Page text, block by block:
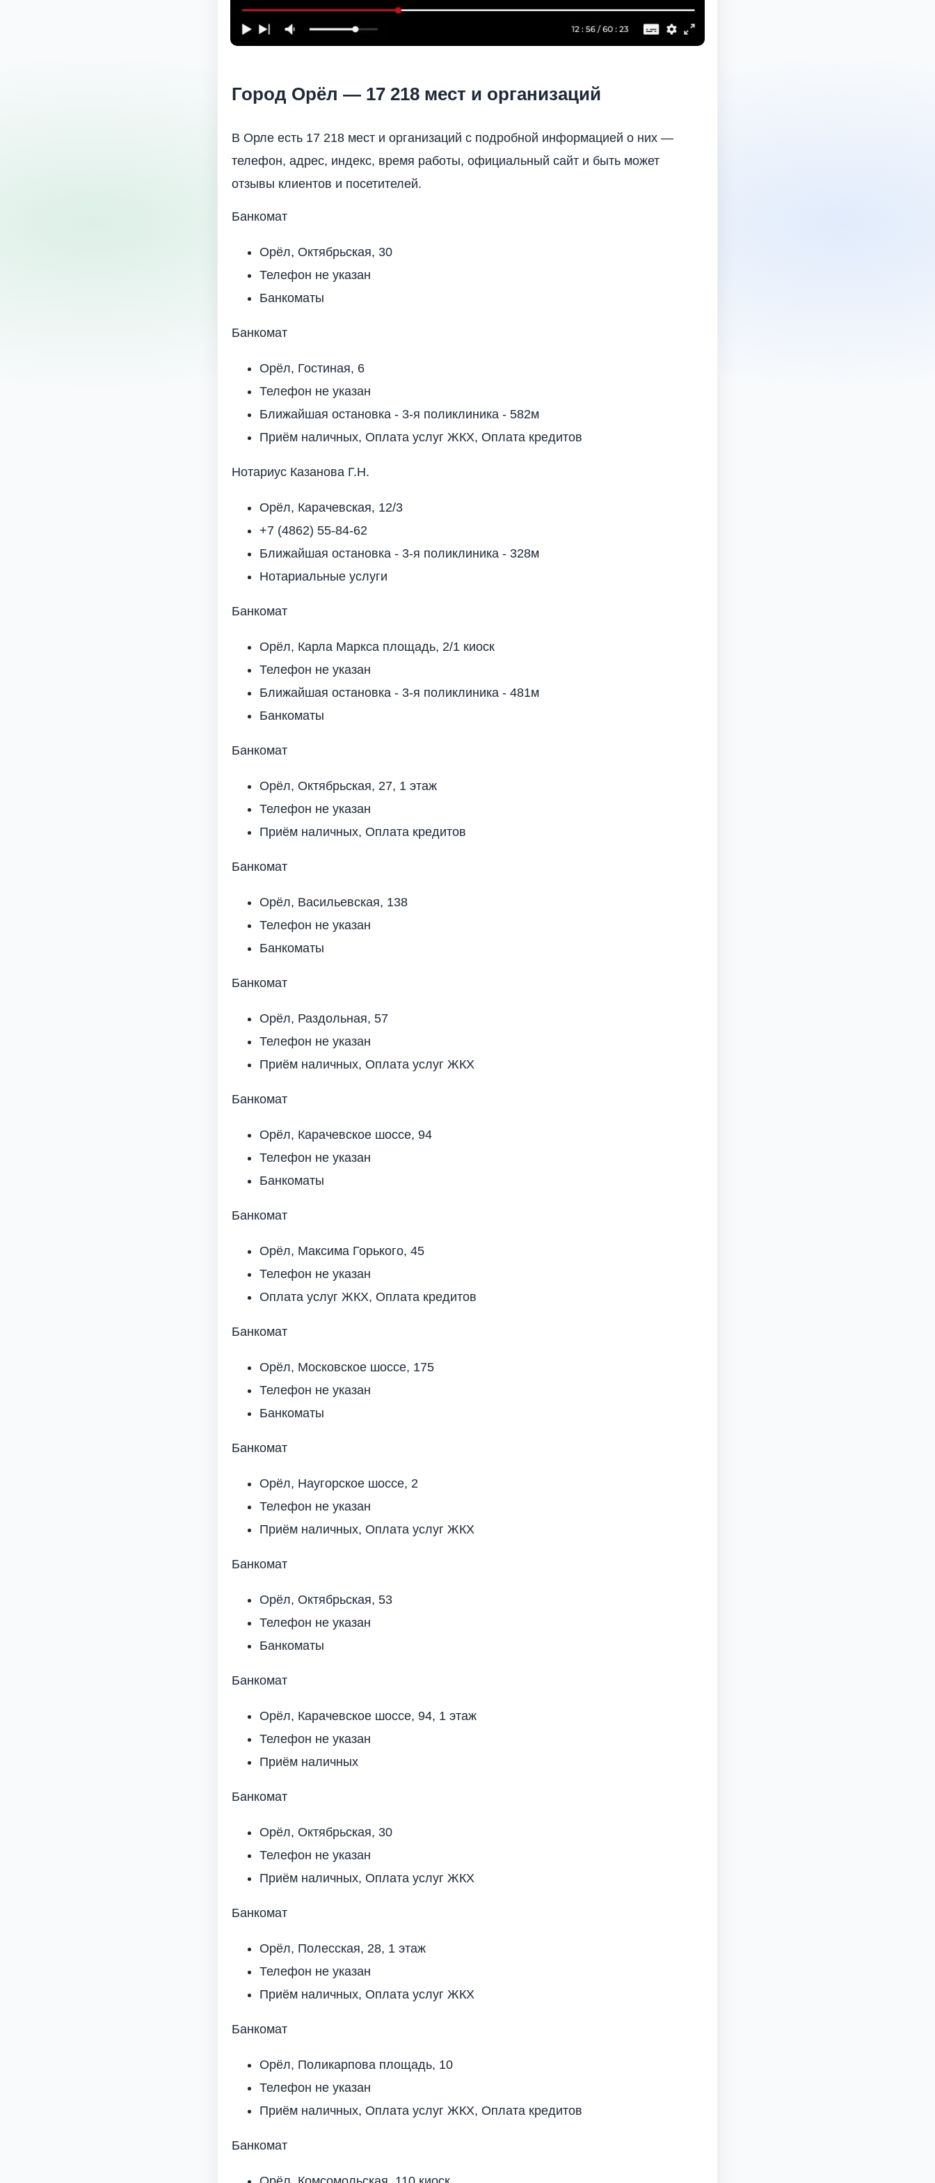
Город Орёл ― 17 218 мест и организаций
В Орле есть 17 218 мест и организаций с подробной информацией о них ―
телефон, адрес, индекс, время работы, официальный сайт и быть может
отзывы клиентов и посетителей.
Банкомат
Орёл, Октябрьская, 30
Телефон не указан
Банкоматы
Банкомат
Орёл, Гостиная, 6
Телефон не указан
Ближайшая остановка - 3-я поликлиника - 582м
Приём наличных, Оплата услуг ЖКХ, Оплата кредитов
Нотариус Казанова Г.Н.
Орёл, Карачевская, 12/3
+7 (4862) 55-84-62
Ближайшая остановка - 3-я поликлиника - 328м
Нотариальные услуги
Банкомат
Орёл, Карла Маркса площадь, 2/1 киоск
Телефон не указан
Ближайшая остановка - 3-я поликлиника - 481м
Банкоматы
Банкомат
Орёл, Октябрьская, 27, 1 этаж
Телефон не указан
Приём наличных, Оплата кредитов
Банкомат
Орёл, Васильевская, 138
Телефон не указан
Банкоматы
Банкомат
Орёл, Раздольная, 57
Телефон не указан
Приём наличных, Оплата услуг ЖКХ
Банкомат
Орёл, Карачевское шоссе, 94
Телефон не указан
Банкоматы
Банкомат
Орёл, Максима Горького, 45
Телефон не указан
Оплата услуг ЖКХ, Оплата кредитов
Банкомат
Орёл, Московское шоссе, 175
Телефон не указан
Банкоматы
Банкомат
Орёл, Наугорское шоссе, 2
Телефон не указан
Приём наличных, Оплата услуг ЖКХ
Банкомат
Орёл, Октябрьская, 53
Телефон не указан
Банкоматы
Банкомат
Орёл, Карачевское шоссе, 94, 1 этаж
Телефон не указан
Приём наличных
Банкомат
Орёл, Октябрьская, 30
Телефон не указан
Приём наличных, Оплата услуг ЖКХ
Банкомат
Орёл, Полесская, 28, 1 этаж
Телефон не указан
Приём наличных, Оплата услуг ЖКХ
Банкомат
Орёл, Поликарпова площадь, 10
Телефон не указан
Приём наличных, Оплата услуг ЖКХ, Оплата кредитов
Банкомат